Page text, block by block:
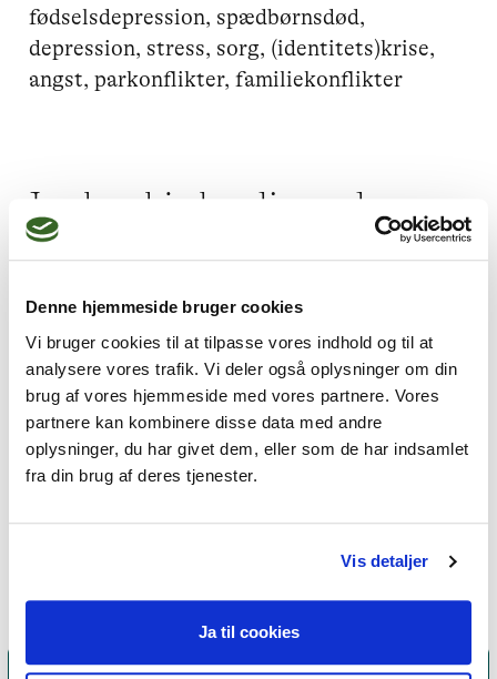
Denne hjemmeside bruger cookies
Vi bruger cookies til at tilpasse vores indhold og til at
analysere vores trafik. Vi deler også oplysninger om din
brug af vores hjemmeside med vores partnere. Vores
partnere kan kombinere disse data med andre
oplysninger, du har givet dem, eller som de har indsamlet
fra din brug af deres tjenester.
Vis detaljer
Ja til cookies
fødselsdepression, spædbørnsdød,
depression, stress, sorg, (identitets)krise,
angst, parkonflikter, familiekonflikter
Jeg kan hjælpe dig med
Fødselsdepression,
Parforhold,
Jeg praktiserer følgende
terapiformer
Narrativ terapi, Parterapi,
Systemisk terapi